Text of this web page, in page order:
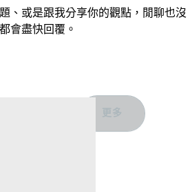
、或是跟我分享你的觀點，閒聊也沒
會盡快回覆。
更多